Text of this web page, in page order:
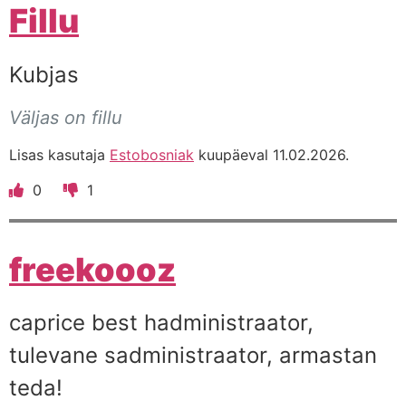
Fillu
Kubjas
Väljas on fillu
Lisas kasutaja Estobosniak kuupäeval 11.02.2026.
0
1
freekoooz
caprice best hadministraator,
tulevane sadministraator, armastan
teda!